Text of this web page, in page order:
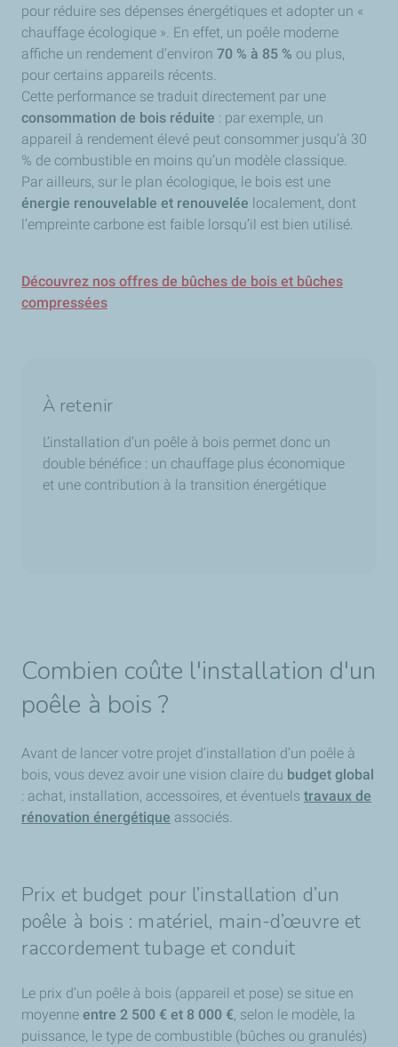
pour réduire ses dépenses énergétiques et adopter un «
chauffage écologique ». En effet, un poêle moderne
affiche un rendement d’environ 70 % à 85 % ou plus,
pour certains appareils récents.
Cette performance se traduit directement par une
consommation de bois réduite : par exemple, un
appareil à rendement élevé peut consommer jusqu’à 30
% de combustible en moins qu’un modèle classique.
Par ailleurs, sur le plan écologique, le bois est une
énergie renouvelable et renouvelée localement, dont
l’empreinte carbone est faible lorsqu’il est bien utilisé.
Découvrez nos offres de bûches de bois et bûches
compressées
À retenir
L’installation d’un poêle à bois permet donc un
double bénéfice : un chauffage plus économique
et une contribution à la transition énergétique
Combien coûte l'installation d'un
poêle à bois ?
Avant de lancer votre projet d’installation d’un poêle à
bois, vous devez avoir une vision claire du budget global
: achat, installation, accessoires, et éventuels travaux de
rénovation énergétique associés.
Prix et budget pour l’installation d’un
poêle à bois : matériel, main-d’œuvre et
raccordement tubage et conduit
Le prix d’un poêle à bois (appareil et pose) se situe en
moyenne entre 2 500 € et 8 000 €, selon le modèle, la
puissance, le type de combustible (bûches ou granulés)